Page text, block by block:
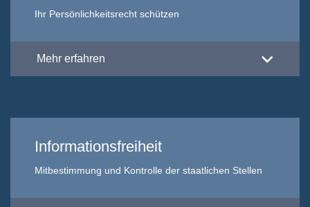
Ihr Persönlichkeitsrecht schützen
Mehr erfahren
Informationsfreiheit
Mitbestimmung und Kontrolle der staatlichen Stellen